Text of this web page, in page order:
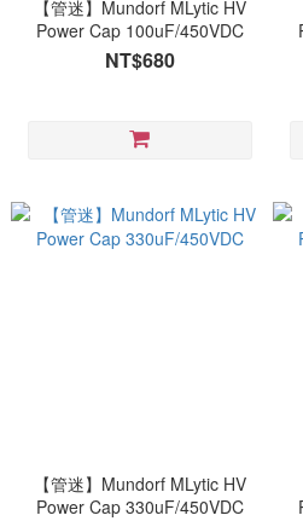
【管迷】Mundorf MLytic HV
Power Cap 100uF/450VDC
NT$680
【管迷】Mundorf MLytic HV
Power Cap 330uF/450VDC